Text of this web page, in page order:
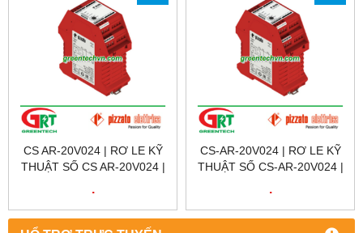
CS AR-20V024 | RƠ LE KỸ
THUẬT SỐ CS AR-20V024 |
.
CS-AR-20V024 | RƠ LE KỸ
THUẬT SỐ CS-AR-20V024 |
.